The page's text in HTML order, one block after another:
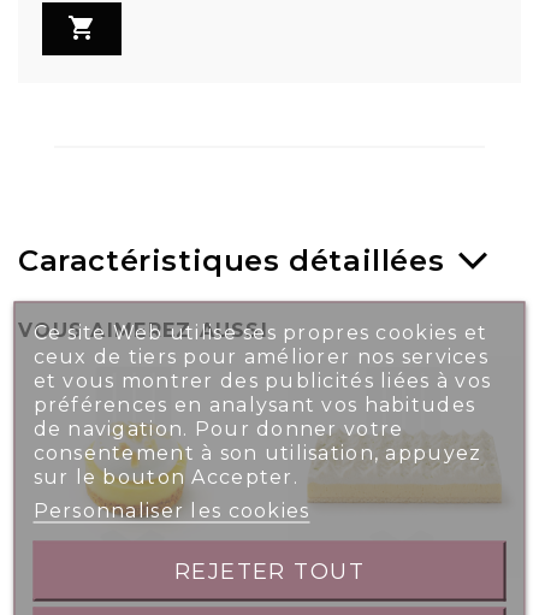

Caractéristiques détaillées
VOUS AIMEREZ AUSSI
Ce site Web utilise ses propres cookies et
ceux de tiers pour améliorer nos services
et vous montrer des publicités liées à vos
préférences en analysant vos habitudes
de navigation. Pour donner votre
consentement à son utilisation, appuyez
sur le bouton Accepter.
Personnaliser les cookies
REJETER TOUT